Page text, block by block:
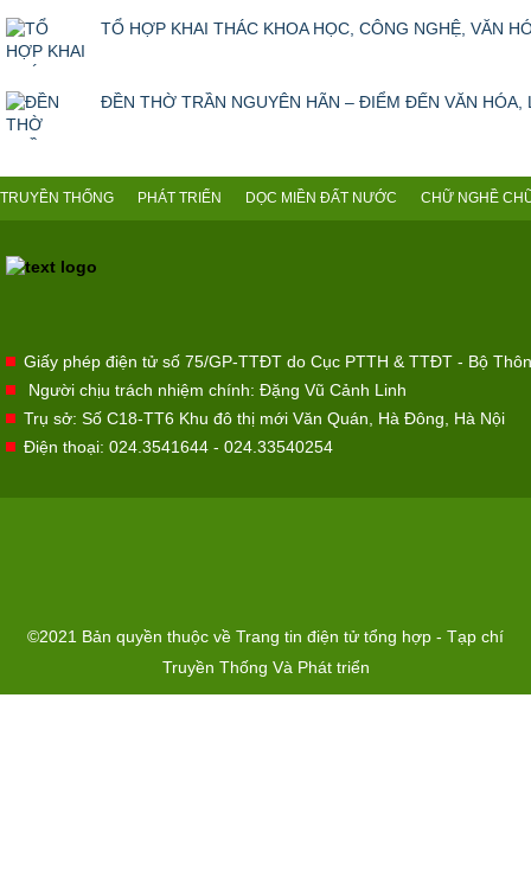
TỔ HỢP KHAI THÁC KHOA HỌC, CÔNG NGHỆ, VĂN
ĐỀN THỜ TRẦN NGUYÊN HÃN – ĐIỂM ĐẾN VĂN HÓA,
TRUYỀN THỐNG PHÁT TRIỂN DỌC MIỀN ĐẤT NƯỚC CHỮ NGHỀ
Giấy phép điện tử số 75/GP-TTĐT do Cục PTTH & TTĐT - Bộ
Người chịu trách nhiệm chính: Đặng Vũ Cảnh Linh
Trụ sở: Số C18-TT6 Khu đô thị mới Văn Quán, Hà Đông, Hà Nội
Điện thoại: 024.3541644 - 024.33540254
©2021 Bản quyền thuộc về Trang tin điện tử tổng hợp - Tạp chí
Truyền Thống Và Phát triển